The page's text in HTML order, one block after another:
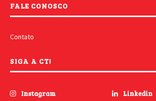
FALE CONOSCO
Contato
SIGA A CT!
Instagram
Linkedin